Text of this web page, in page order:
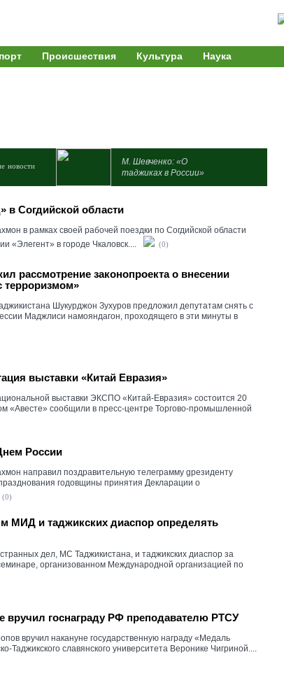
Происшествия Культура Наука
новости
М. Шевченко: «О
таджиках в России»
в Согдийской области
в рамках своей рабочей поездки по Согдийской области
«Элегент» в городе Чкаловск....
(0)
рассмотрение законопроекта о внесении
терроризмом»
Шукурджон Зухуров предложил депутатам снять с
Маджлиси намояндагон, проходящего в эти минуты в
выставки «Китай Евразия»
выставки ЭКСПО «Китай-Евразия» состоится 20
«Авесте» сообщили в пресс-центре Торгово-промышленной
России
направил поздравительную телеграмму gрезиденту
годовщины принятия Декларации о
(0)
МИД и таджикских диаспор определять
дел, МС Таджикистана, и таджикских диаспор за
организованном Международной организацией по
вручил госнаграду РФ преподавателю РТСУ
вручил накануне государственную награду «Медаль
Таджикского славянского университета Веронике Чигриной....